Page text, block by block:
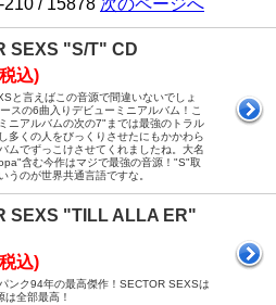
210 / 15878 次のページへ
SEXS "S/T" CD
込)
と言えばこの音源で間違いないでしょ
スの6曲入りデビューミニアルバム！こ
ニアルバムの次の7"までは最強のトラル
多くの人をびっくりさせたにもかかわら
ムでずっこけさせてくれましたね。大名
含む今作はマジで最強の音源！"S"取
うのが世界共通言語ですな。
SEXS "TILL ALLA ER"
込)
ンク94年の最高傑作！SECTOR SEXSは
は全部最高！